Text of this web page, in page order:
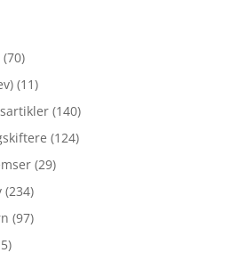
(70)
(11)
(140)
(124)
(29)
(234)
(97)